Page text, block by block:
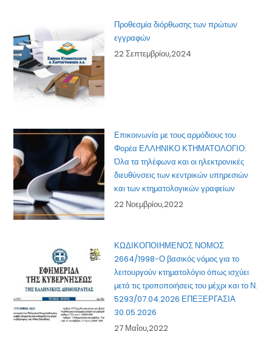
Προθεσμία διόρθωσης των πρώτων
εγγραφών
22 Σεπτεμβρίου,2024
Επικοινωνία με τους αρμόδιους του
Φορέα ΕΛΛΗΝΙΚΟ ΚΤΗΜΑΤΟΛΟΓΙΟ:
Όλα τα τηλέφωνα και οι ηλεκτρονικές
διευθύνσεις των κεντρικών υπηρεσιών
και των κτηματολογικών γραφείων
22 Νοεμβρίου,2022
ΚΩΔΙΚΟΠΟΙΗΜΕΝΟΣ ΝΟΜΟΣ
2664/1998-Ο βασικός νόμος για το
λειτουργούν κτηματολόγιο όπως ισχύει
μετά τις τροποποιήσεις του μέχρι και το Ν.
5293/07.04.2026 ΕΠΕΞΕΡΓΑΣΙΑ
30.05.2026
27 Μαΐου,2022